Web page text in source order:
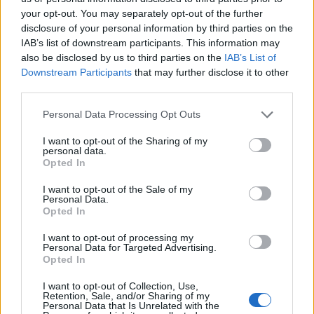
your opt-out. You may separately opt-out of the further
disclosure of your personal information by third parties on the
IAB’s list of downstream participants. This information may
also be disclosed by us to third parties on the IAB’s List of
Downstream Participants that may further disclose it to other
Personal Data Processing Opt Outs
I want to opt-out of the Sharing of my
personal data.
Opted In
I want to opt-out of the Sale of my
Personal Data.
Opted In
I want to opt-out of processing my
Personal Data for Targeted Advertising.
Opted In
I want to opt-out of Collection, Use,
Retention, Sale, and/or Sharing of my
Personal Data that Is Unrelated with the
potencjalnego dobrobytu –dokładnie połowę.Jeszcze inaczej
to obrazując,długoterminowo 2 proc. wzrostu daje prawie
dwukrotnie większy efekt niż 1,3 proc., mimo że różnica w
tempie rocznym to tylko 0,7 punktu procentowego. Tak
składanego.
Polska gospodarka jest na najlepszej drodze, żeby
doświadczyć
Mit technologicznego zbawienia
W debacie publicznej często pojawia się argument
się brakiem rąk do pracy, zastąpią nas roboty i sztuczna